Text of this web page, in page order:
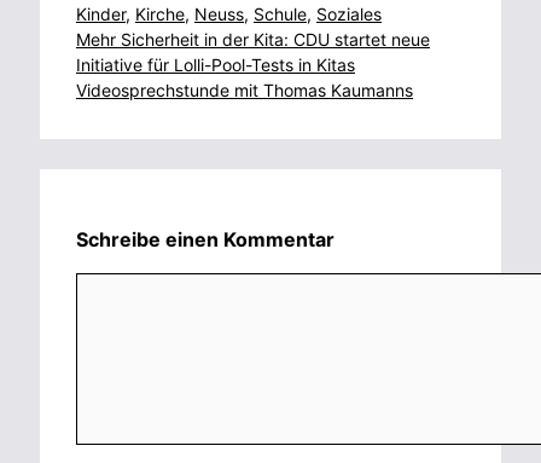
Kinder, Kirche, Neuss, Schule, Soziales
Mehr Sicherheit in der Kita: CDU startet neue
Initiative für Lolli-Pool-Tests in Kitas
Videosprechstunde mit Thomas Kaumanns
Schreibe einen Kommentar